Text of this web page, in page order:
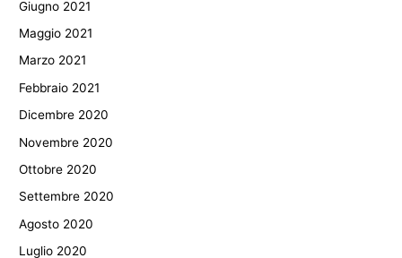
Giugno 2021
Maggio 2021
Marzo 2021
Febbraio 2021
Dicembre 2020
Novembre 2020
Ottobre 2020
Settembre 2020
Agosto 2020
Luglio 2020